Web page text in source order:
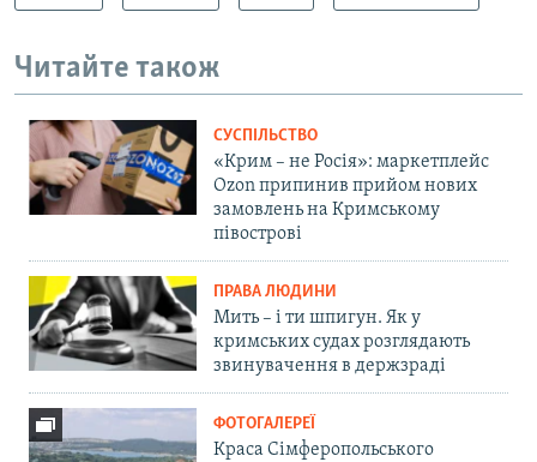
Читайте також
СУСПІЛЬСТВО
«Крим – не Росія»: маркетплейс
Ozon припинив прийом нових
замовлень на Кримському
півострові
ПРАВА ЛЮДИНИ
Мить – і ти шпигун. Як у
кримських судах розглядають
звинувачення в держзраді
ФОТОГАЛЕРЕЇ
Краса Сімферопольського